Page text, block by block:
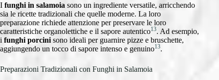
I funghi in salamoia sono un ingrediente versatile, arricchendo
sia le ricette tradizionali che quelle moderne. La loro
preparazione richiede attenzione per preservare le loro
caratteristiche organolettiche e il sapore autentico13. Ad esempio,
i funghi porcini sono ideali per guarnire pizze e bruschette,
aggiungendo un tocco di sapore intenso e genuino13.
Preparazioni Tradizionali con Funghi in Salamoia